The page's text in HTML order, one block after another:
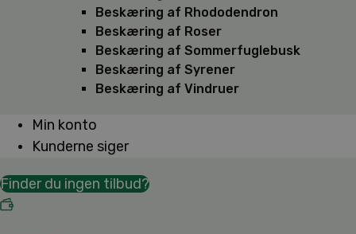
Beskæring af Rhododendron
Beskæring af Roser
Beskæring af Sommerfuglebusk
Beskæring af Syrener
Beskæring af Vindruer
Min konto
Kunderne siger
Finder du ingen tilbud?